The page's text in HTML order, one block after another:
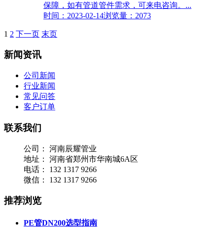
保障，如有管道管件需求，可来电咨询。...
时间：2023-02-14浏览量：2073
1 2 下一页 末页
新闻资讯
公司新闻
行业新闻
常见问答
客户订单
联系我们
公司：
河南辰耀管业
地址：
河南省郑州市华南城6A区
电话：
132 1317 9266
微信：
132 1317 9266
推荐浏览
PE管DN200选型指南